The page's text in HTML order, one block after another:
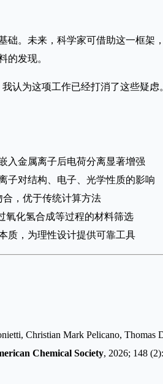
。未来，科学家可借助这一框架
的发现。
认为这项工作已经打消了这些疑虑
入金属离子后电荷分离显著增强
子对结构、电子、光学性质的影响
合，优于传统计算方法
氧化氢合成等过程的材料筛选
质，为理性设计提供可靠工具
Christian Mark Pelicano, Thomas
Chemical Society, 2026; 148